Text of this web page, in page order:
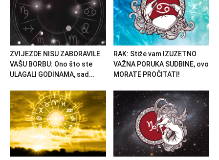
ZVIJEZDE NISU ZABORAVILE
VAŠU BORBU: Ono što ste
ULAGALI GODINAMA, sad...
RAK: Stiže vam IZUZETNO
VAŽNA PORUKA SUDBINE, ovo
MORATE PROČITATI!